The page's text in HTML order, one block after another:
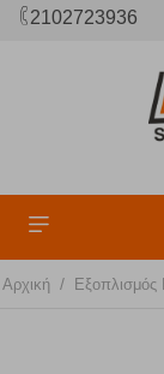
2102723936
Αρχική /